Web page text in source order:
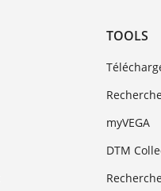
TOOLS
myVEGA
DTM